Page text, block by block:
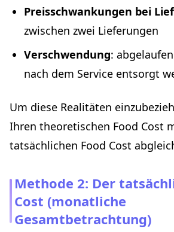
Preisschwankungen bei
zwischen zwei Lieferungen
Verschwendung:
nach dem Service entsorgt
Um diese Realitäten
Ihren theoretischen Food Cost
tatsächlichen Food Cost
Methode 2: Der
Cost (monatliche
Gesamtbetrachtung)